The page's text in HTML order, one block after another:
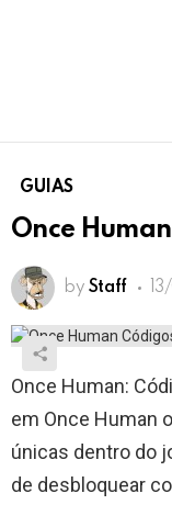
GUIAS
Once
by Staff
Once Human:
em Once Human
únicas dentro do
de desbloquear